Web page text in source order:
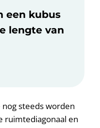
een kubus
lengte van
steeds worden
ruimtediagonaal en